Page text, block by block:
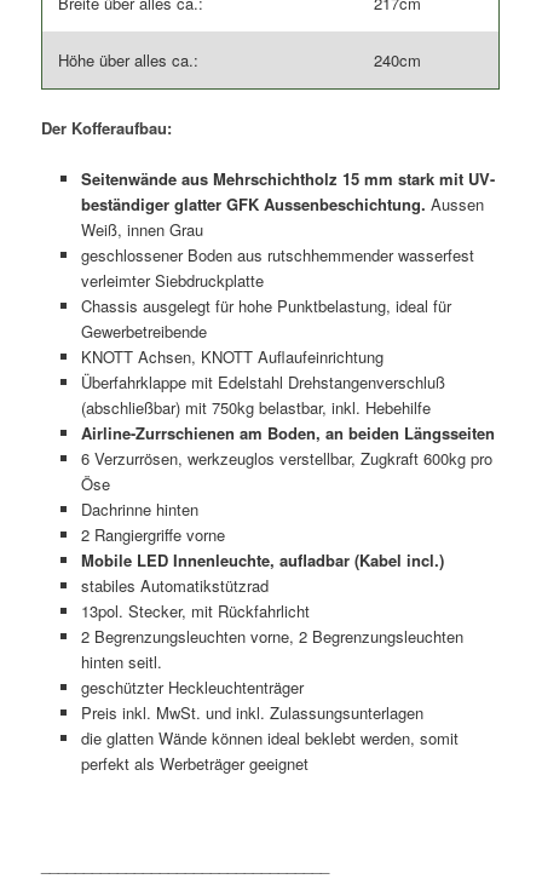
Höhe über alles ca.: 240cm
Der Kofferaufbau:
Seitenwände aus Mehrschichtholz 15 mm stark mit UV-
beständiger glatter GFK Aussenbeschichtung. Aussen
Weiß, innen Grau
geschlossener Boden aus rutschhemmender wasserfest
verleimter Siebdruckplatte
Chassis ausgelegt für hohe Punktbelastung, ideal für
Gewerbetreibende
KNOTT Achsen, KNOTT Auflaufeinrichtung
Überfahrklappe mit Edelstahl Drehstangenverschluß
(abschließbar) mit 750kg belastbar, inkl. Hebehilfe
Airline-Zurrschienen am Boden, an beiden Längsseiten
6 Verzurrösen, werkzeuglos verstellbar, Zugkraft 600kg pro
Öse
Dachrinne hinten
2 Rangiergriffe vorne
Mobile LED Innenleuchte, aufladbar (Kabel incl.)
stabiles Automatikstützrad
13pol. Stecker, mit Rückfahrlicht
2 Begrenzungsleuchten vorne, 2 Begrenzungsleuchten
hinten seitl.
geschützter Heckleuchtenträger
Preis inkl. MwSt. und inkl. Zulassungsunterlagen
die glatten Wände können ideal beklebt werden, somit
perfekt als Werbeträger geeignet